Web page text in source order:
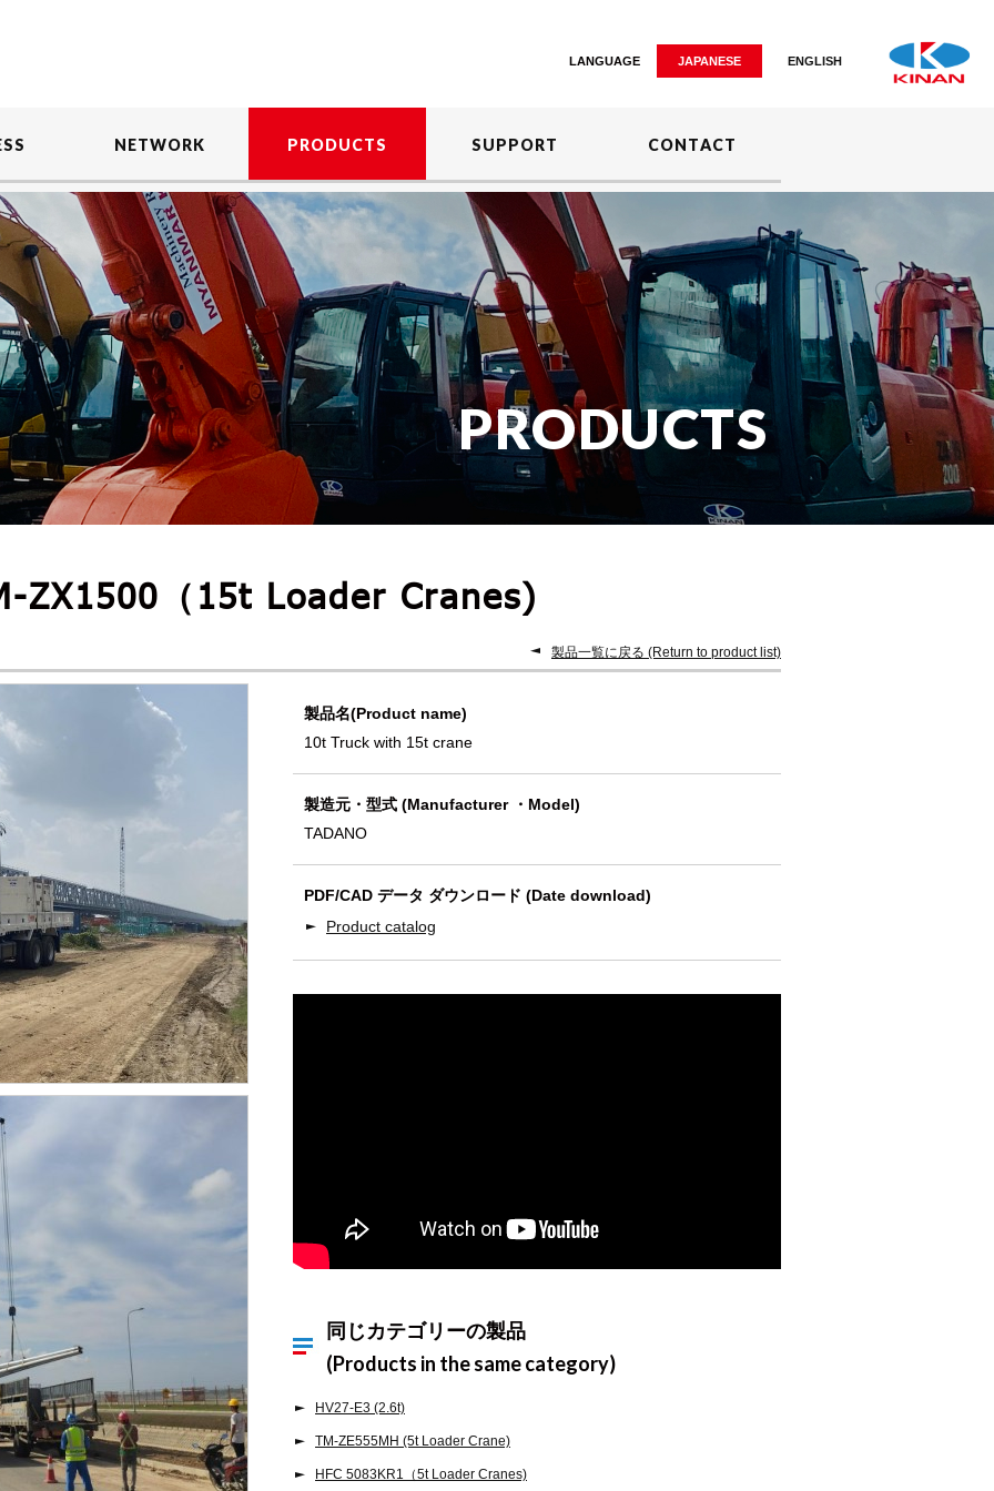
LANGUAGE JAPANESE ENGLISH
NETWORK PRODUCTS SUPPORT CONTACT
PRODUCTS
ZX1500（15t Loader Cranes)
製品一覧に戻る (Return to product list)
製品名(Product name)
10t Truck with 15t crane
製造元・型式 (Manufacturer ・Model)
TADANO
PDF/CAD データ ダウンロード (Date download)
Product catalog
同じカテゴリーの製品
(Products in the same category)
HV27-E3 (2.6t)
TM-ZE555MH (5t Loader Crane)
HFC 5083KR1（5t Loader Cranes)